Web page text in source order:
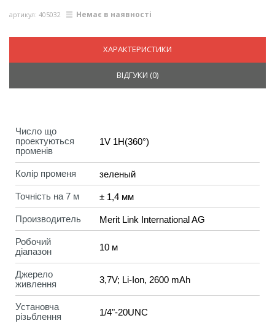
артикул: 405032 Немає в наявності
ХАРАКТЕРИСТИКИ
ВІДГУКИ (0)
Число що
проектуються
променів
1V 1H(360°)
Колір променя зеленый
Точність на 7 м ± 1,4 мм
Производитель Merit Link International AG
Робочий
діапазон
10 м
Джерело
живлення
3,7V; Li-Ion, 2600 mAh
Установча
різьблення
1/4"-20UNC